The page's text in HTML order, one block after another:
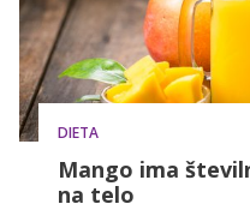
DIETA
Mango ima
na telo